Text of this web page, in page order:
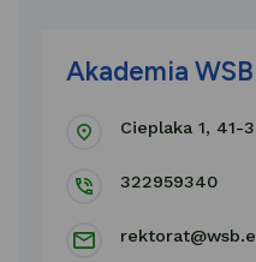
Akademia WSB
Cieplaka 1, 41-
322959340